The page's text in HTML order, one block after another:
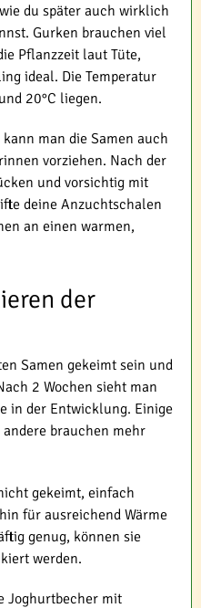
du später auch wirklich
Gurken brauchen viel
Pflanzzeit laut Tüte,
ideal. Die Temperatur
20°C liegen.
man die Samen auch
vorziehen. Nach der
und vorsichtig mit
deine Anzuchtschalen
an einen warmen,
der
Samen gekeimt sein und
2 Wochen sieht man
in der Entwicklung. Einige
brauchen mehr
gekeimt, einfach
für ausreichend Wärme
genug, können sie
werden.
Joghurtbecher mit